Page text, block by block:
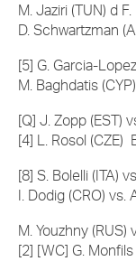
M. Jaziri (TUN) d
D. Schwartzman
[5] G. Garcia-
M. Baghdatis
[Q] J. Zopp (EST)
[4] L. Rosol (CZE)
[8] S. Bolelli (ITA)
I. Dodig (CRO) vs.
M. Youzhny (RUS)
[2] [WC] G.